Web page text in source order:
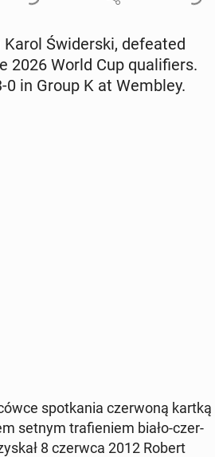
Świder­s­ki, de­feat­ed
2026 World Cup qual­i­fiers.
in Group K at Wembley.
spotka­nia cz­er­woną kartką
setnym trafie­niem biało-cz­er­
8 czerwca 2012 Robert